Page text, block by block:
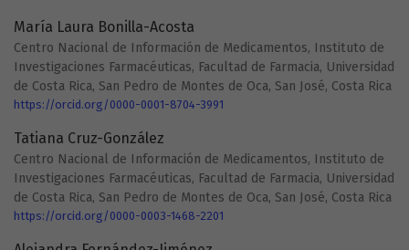
María Laura Bonilla-Acosta
Centro Nacional de Información de Medicamentos, Instituto de
Investigaciones Farmacéuticas, Facultad de Farmacia, Universidad
de Costa Rica, San Pedro de Montes de Oca, San José, Costa Rica
https://orcid.org/0000-0001-8704-3991
Tatiana Cruz-González
Centro Nacional de Información de Medicamentos, Instituto de
Investigaciones Farmacéuticas, Facultad de Farmacia, Universidad
de Costa Rica, San Pedro de Montes de Oca, San José, Costa Rica
https://orcid.org/0000-0003-1468-2201